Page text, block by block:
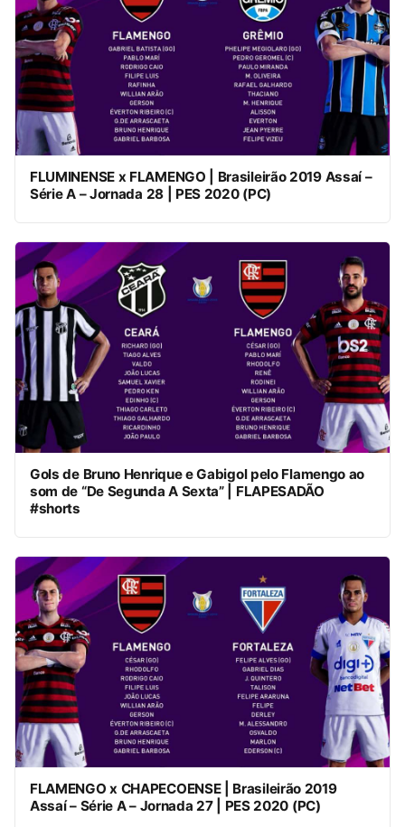
FLUMINENSE x FLAMENGO | Brasileirão 2019 Assaí –
Série A – Jornada 28 | PES 2020 (PC)
Gols de Bruno Henrique e Gabigol pelo Flamengo ao
som de “De Segunda A Sexta” | FLAPESADÃO
#shorts
FLAMENGO x CHAPECOENSE | Brasileirão 2019
Assaí – Série A – Jornada 27 | PES 2020 (PC)